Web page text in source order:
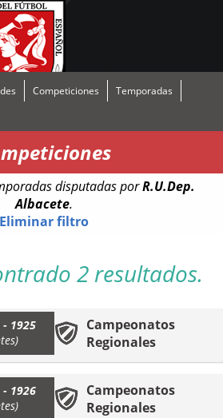
Competiciones
Temporadas
disputadas porR.U.Dep.
Albacete.
Eliminar filtro
2 resultados.
Campeonatos
Regionales
- 1925
Campeonatos
Regionales
- 1926